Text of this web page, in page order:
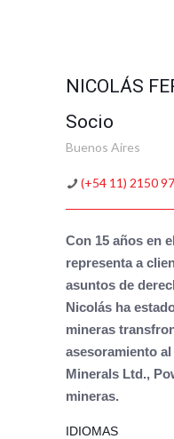
NICOLÁS
Socio
Buenos Aires
(+54 11) 2150
Con 15 años en
representa a
asuntos de
Nicolás ha
mineras
asesoramiento
Minerals Ltd.,
mineras.
IDIOMAS